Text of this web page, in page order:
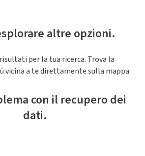
altre opzioni.
per la tua ricerca. Trova la
vicina a te direttamente sulla mappa.
con il recupero dei
dati.